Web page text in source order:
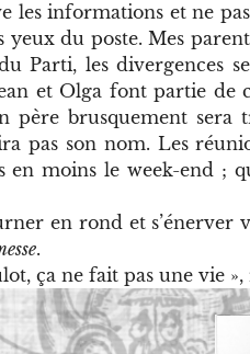
les informations et ne
yeux du poste. Mes
Parti, les divergences
et Olga font partie
père brusquement
pas son nom. Les
en moins le week-end ;
en rond et s’énerver
.
ça ne fait pas une vie